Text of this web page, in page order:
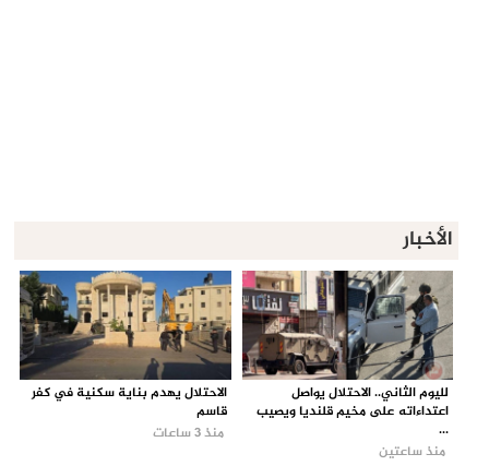
الأخبار
لليوم الثاني.. الاحتلال يواصل
اعتداءاته على مخيم قلنديا ويصيب
...
منذ ساعتين
الاحتلال يهدم بناية سكنية في كفر
قاسم
منذ 3 ساعات